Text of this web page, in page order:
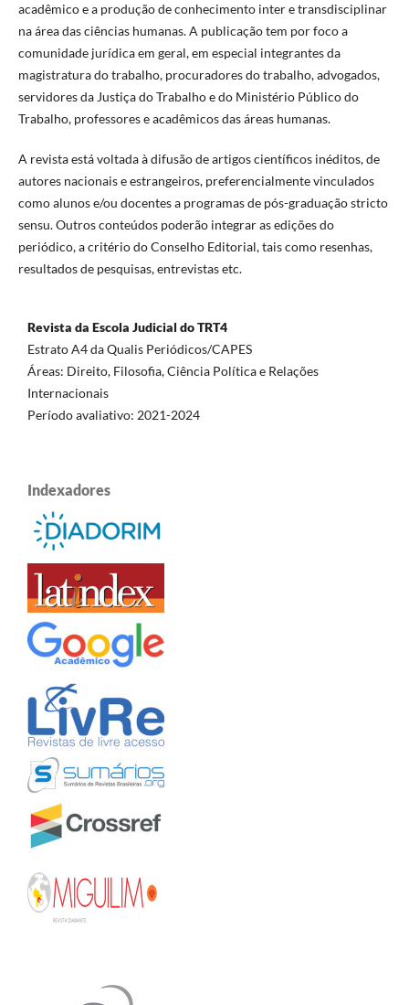
acadêmico e a produção de conhecimento inter e transdisciplinar
na área das ciências humanas. A publicação tem por foco a
comunidade jurídica em geral, em especial integrantes da
magistratura do trabalho, procuradores do trabalho, advogados,
servidores da Justiça do Trabalho e do Ministério Público do
Trabalho, professores e acadêmicos das áreas humanas.
A revista está voltada à difusão de artigos científicos inéditos, de
autores nacionais e estrangeiros, preferencialmente vinculados
como alunos e/ou docentes a programas de pós-graduação stricto
sensu. Outros conteúdos poderão integrar as edições do
periódico, a critério do Conselho Editorial, tais como resenhas,
resultados de pesquisas, entrevistas etc.
Revista da Escola Judicial do TRT4
Estrato A4 da Qualis Periódicos/CAPES
Áreas: Direito, Filosofia, Ciência Política e Relações
Internacionais
Período avaliativo: 2021-2024
Indexadores